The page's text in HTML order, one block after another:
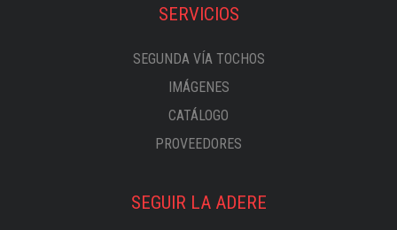
SERVICIOS
SEGUNDA VÍA TOCHOS
IMÁGENES
CATÁLOGO
PROVEEDORES
SEGUIR LA ADERE